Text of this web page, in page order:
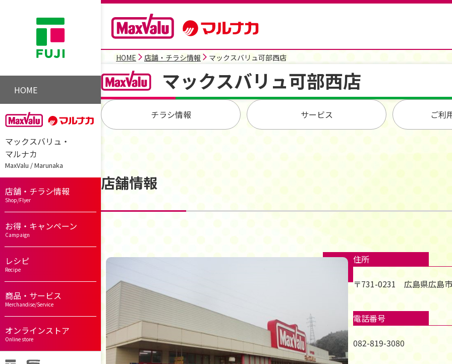
HOME
マックスバリュ・
マルナカ
MaxValu / Marunaka
店舗・チラシ情報
Shop/Flyer
お得・キャンペーン
Campaign
レシピ
Recipe
商品・サービス
Merchandise/Service
オンラインストア
Online store
HOME 店舗・チラシ情報 マックスバリュ可部西店
マックスバリュ可部西店
チラシ情報 サービス ご利
店舗情報
住所
〒731-0231 広島県広島
電話番号
082-819-3080